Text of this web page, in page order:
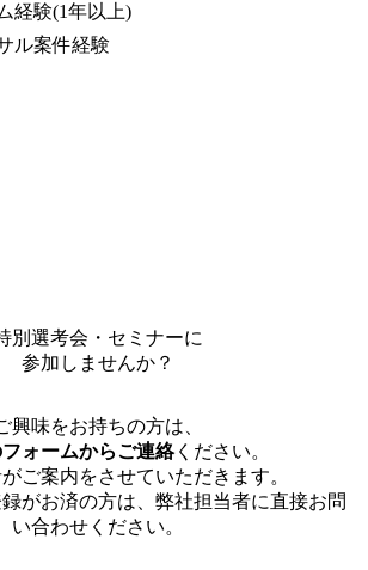
経験(1年以上)
ル案件経験
別選考会・セミナーに
参加しませんか？
興味をお持ちの方は、
ォームからご連絡ください。
ご案内をさせていただきます。
がお済の方は、弊社担当者に直接お問
い合わせください。